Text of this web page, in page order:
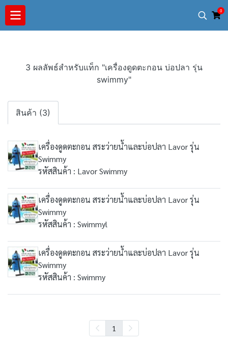
0
3 ผลลัพธ์สำหรับแท็ก "เครื่องดูดตะกอน บ่อปลา รุ่น
swimmy"
สินค้า (3)
เครื่องดูดตะกอน สระว่ายน้ำและบ่อปลา Lavor รุ่น
Swimmy
รหัสสินค้า : Lavor Swimmy
เครื่องดูดตะกอน สระว่ายน้ำและบ่อปลา Lavor รุ่น
Swimmy
รหัสสินค้า : Swimmyl
เครื่องดูดตะกอน สระว่ายน้ำและบ่อปลา Lavor รุ่น
Swimmy
รหัสสินค้า : Swimmy
1